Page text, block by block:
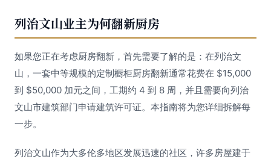
列治文山业主为何翻新厨房
如果您正在考虑厨房翻新，首先需要了解的是：在列治文
山，一套中等规模的定制橱柜厨房翻新通常花费在 $15,000
到 $50,000 加元之间，工期约 4 到 8 周，并且需要向列治
文山市建筑部门申请建筑许可证。本指南将为您详细拆解每
一步。
列治文山作为大多伦多地区发展迅速的社区，许多房屋建于